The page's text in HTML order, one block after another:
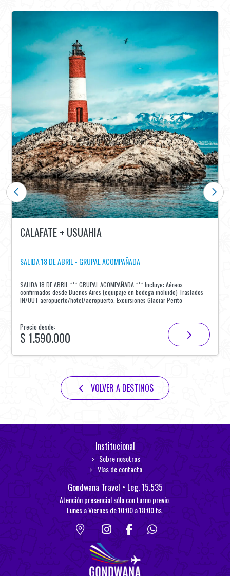
CALAFATE + USUAHIA
SALIDA 18 DE ABRIL - GRUPAL ACOMPAÑADA
SALIDA 18 DE ABRIL *** GRUPAL ACOMPAÑADA *** Incluye: Aéreos
confirmados desde Buenos Aires (equipaje en bodega incluido) Traslados
IN/OUT aeropuerto/hotel/aeropuerto. Excursiones Glaciar Perito
Precio desde:
$ 1.590.000
VOLVER A DESTINOS
Institucional
Sobre nosotros
Vías de contacto
Gondwana Travel • Leg. 15.535
Atención presencial sólo con turno previo.
Lunes a Viernes de 10:00 a 18:00 hs.